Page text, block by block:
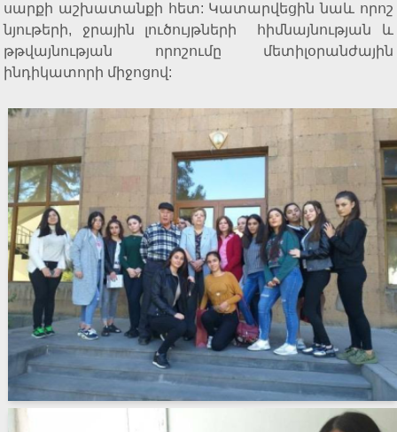
սարքի աշխատանքի հետ: Կատարվեցին նաև որոշ
նյութերի, ջրային լուծույթների հիմնայնության և
թթվայնության որոշումը մետիլօրանժային
ինդիկատորի միջոցով: